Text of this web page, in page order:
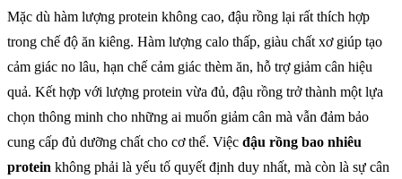
Mặc dù hàm lượng protein không cao, đậu rồng lại rất thích hợp
trong chế độ ăn kiêng. Hàm lượng calo thấp, giàu chất xơ giúp tạo
cảm giác no lâu, hạn chế cảm giác thèm ăn, hỗ trợ giảm cân hiệu
quả. Kết hợp với lượng protein vừa đủ, đậu rồng trở thành một lựa
chọn thông minh cho những ai muốn giảm cân mà vẫn đảm bảo
cung cấp đủ dưỡng chất cho cơ thể. Việc đậu rồng bao nhiêu
protein không phải là yếu tố quyết định duy nhất, mà còn là sự cân